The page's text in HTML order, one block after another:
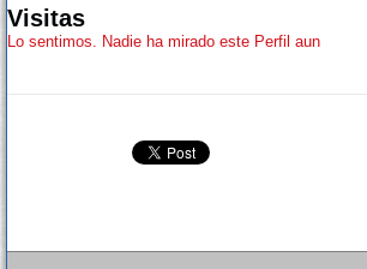
Visitas
Lo sentimos. Nadie ha mirado este Perfil aun